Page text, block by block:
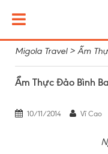
Migola Travel> Ẩm
Ẩm Thực Đảo Bình Ba
10/11/2014 Vĩ Cao